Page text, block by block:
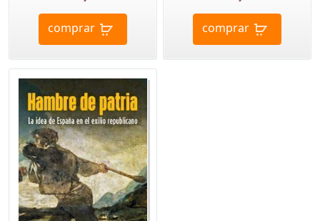
comprar comprar